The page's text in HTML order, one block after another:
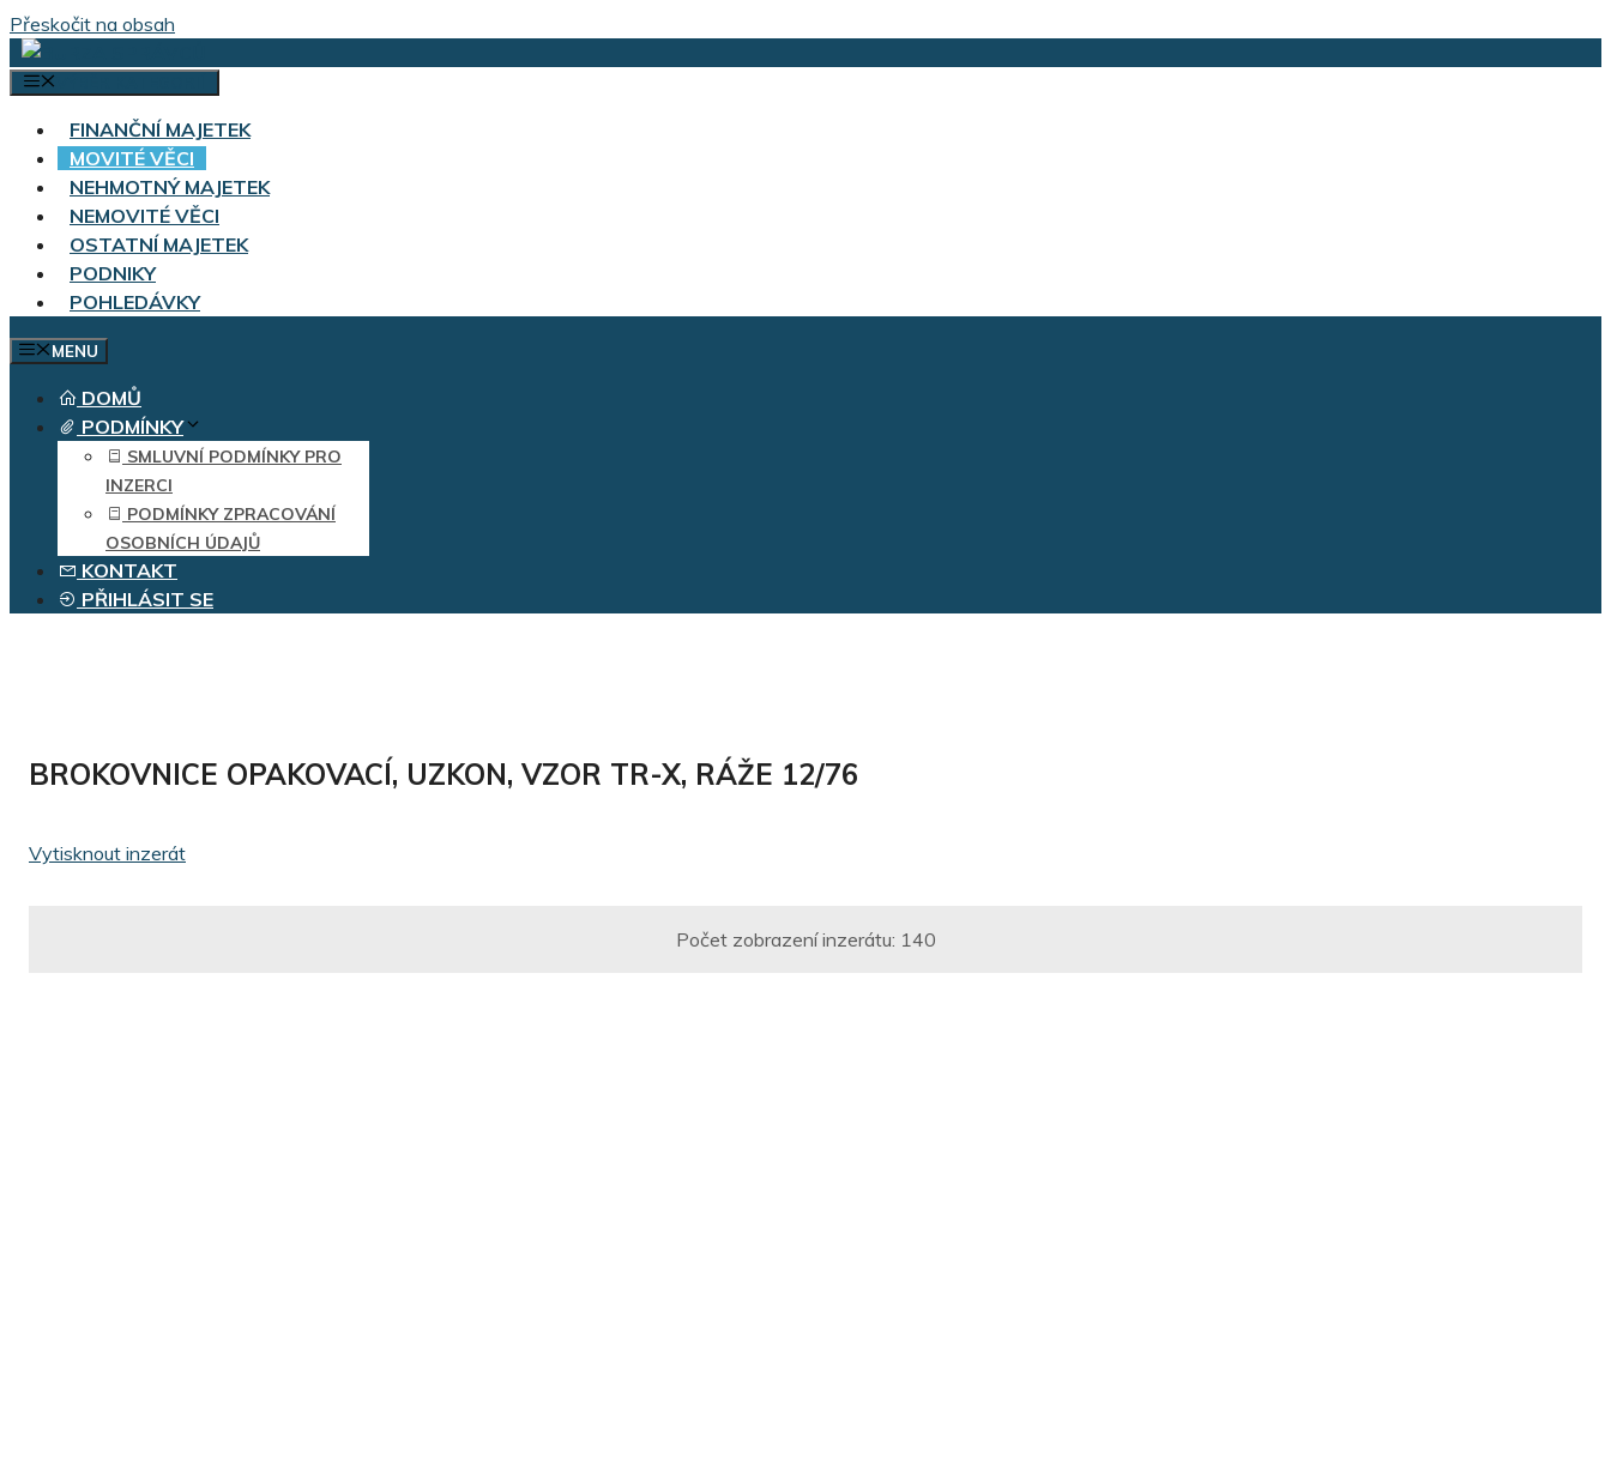
Přeskočit na obsah
FINANČNÍ MAJETEK
MOVITÉ VĚCI
NEHMOTNÝ MAJETEK
NEMOVITÉ VĚCI
OSTATNÍ MAJETEK
PODNIKY
POHLEDÁVKY
MENU
DOMŮ
PODMÍNKY
SMLUVNÍ PODMÍNKY PRO
INZERCI
PODMÍNKY ZPRACOVÁNÍ
OSOBNÍCH ÚDAJŮ
KONTAKT
PŘIHLÁSIT SE
BROKOVNICE OPAKOVACÍ, UZKON, VZOR TR-X, RÁŽE 12/76
Vytisknout inzerát
Počet zobrazení inzerátu: 140